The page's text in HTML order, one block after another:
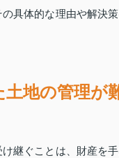
具体的な理由や解決
土地の管理が
継ぐことは、財産を